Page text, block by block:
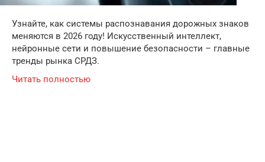
Узнайте, как системы распознавания дорожных знаков
меняются в 2026 году! Искусственный интеллект,
нейронные сети и повышение безопасности – главные
тренды рынка СРДЗ.
Читать полностью